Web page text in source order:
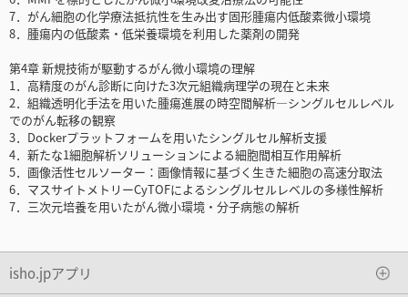
7．がん細胞の化学療法抵抗性を生み出す固形腫瘍内低酸素微小環境
8．腫瘍内の低酸素・低栄養環境を利用した薬剤の開発
第4章 新規技術が駆動するがん微小環境の理解
1．高精度のがん診断に向けた3次元組織病理学の現在と未来
2．組織透明化手法を用いた腫瘍進展の時空間解析―シングルセルレベル
でのがん転移の観察
3．Dockerプラットフォームを用いたシングルセル解析支援
4．新たな1細胞解析ソリューションによる細胞間相互作用解析
5．画像活性セルソーター：画像情報に基づく生きた細胞の高速分取法
6．マスサイトメトリーCyTOFによるシングルセルレベルの多様性解析
7．三次元培養を用いたがん微小環境・分子病態の解析
isho.jpアプリ